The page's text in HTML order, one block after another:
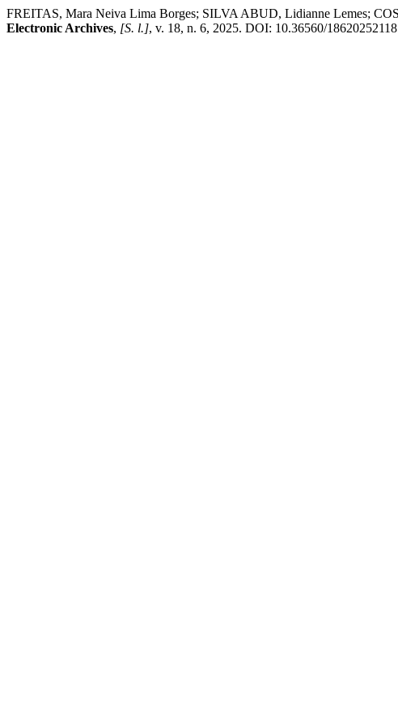
FREITAS, Mara Neiva Lima Borges; SILVA ABUD, Lidianne Lemes;
Electronic Archives, [S. l.], v. 18, n. 6, 2025. DOI: 10.36560/